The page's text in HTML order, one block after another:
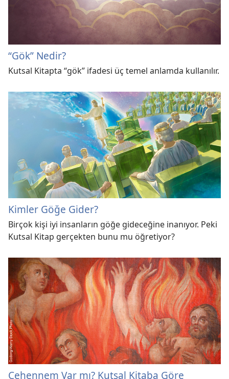
“Gök” Nedir?
Kutsal Kitapta “gök” ifadesi üç temel anlamda kullanılır.
Kimler Göğe Gider?
Birçok kişi iyi insanların göğe gideceğine inanıyor. Peki
Kutsal Kitap gerçekten bunu mu öğretiyor?
Cehennem Var mı? Kutsal Kitaba Göre